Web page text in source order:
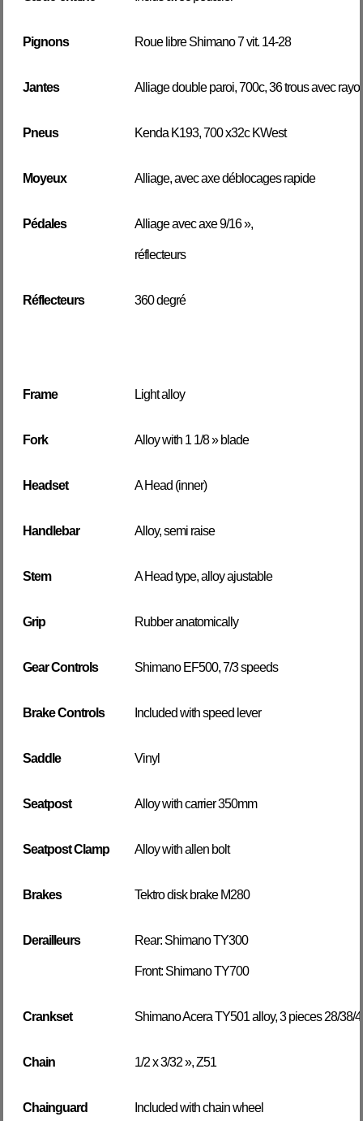
Pignons Roue libre Shimano 7 vit. 14-28
Jantes Alliage double paroi, 700c, 36 trous avec
Pneus Kenda K193, 700 x32c KWest
Moyeux Alliage, avec axe déblocages rapide
Pédales Alliage avec axe 9/16 »,
réflecteurs
Réflecteurs 360 degré
Frame Light alloy
Fork Alloy with 1 1/8 » blade
Headset A Head (inner)
Handlebar Alloy, semi raise
Stem A Head type, alloy ajustable
Grip Rubber anatomically
Gear Controls Shimano EF500, 7/3 speeds
Brake Controls Included with speed lever
Saddle Vinyl
Seatpost Alloy with carrier 350mm
Seatpost Clamp Alloy with allen bolt
Brakes Tektro disk brake M280
Derailleurs Rear: Shimano TY300
Front: Shimano TY700
Crankset Shimano Acera TY501 alloy, 3 pieces 28/38/
Chain 1/2 x 3/32 », Z51
Chainguard Included with chain wheel